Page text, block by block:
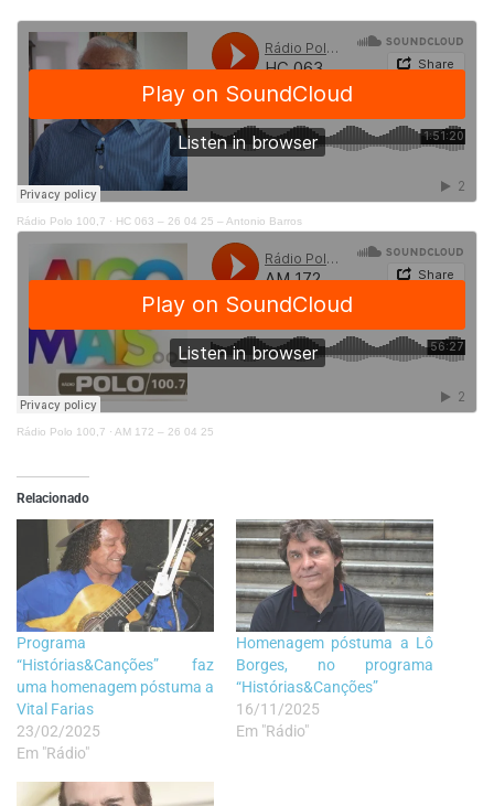
Rádio Polo 100,7 · HC 063 – 26 04 25 – Antonio Barros
Rádio Polo 100,7 · AM 172 – 26 04 25
Relacionado
Programa
“Histórias&Canções” faz
uma homenagem póstuma a
Vital Farias
23/02/2025
Em "Rádio"
Homenagem póstuma a Lô
Borges, no programa
“Histórias&Canções”
16/11/2025
Em "Rádio"